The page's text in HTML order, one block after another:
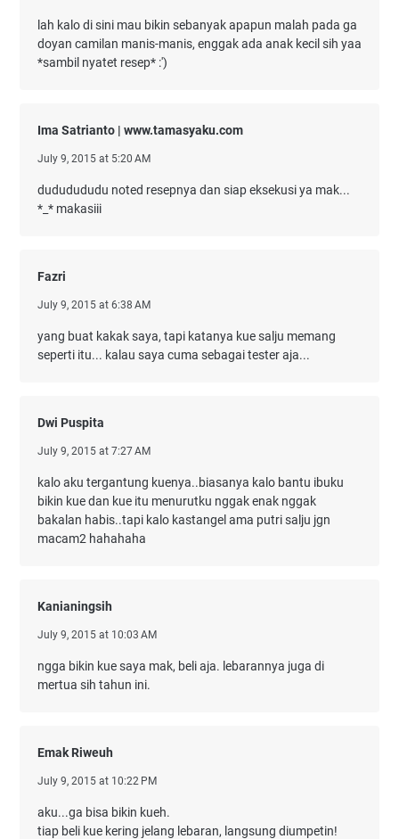
lah kalo di sini mau bikin sebanyak apapun malah pada ga
doyan camilan manis-manis, enggak ada anak kecil sih yaa
*sambil nyatet resep* :')
Ima Satrianto | www.tamasyaku.com
July 9, 2015 at 5:20 AM
dududududu noted resepnya dan siap eksekusi ya mak...
*_* makasiii
Fazri
July 9, 2015 at 6:38 AM
yang buat kakak saya, tapi katanya kue salju memang
seperti itu... kalau saya cuma sebagai tester aja...
Dwi Puspita
July 9, 2015 at 7:27 AM
kalo aku tergantung kuenya..biasanya kalo bantu ibuku
bikin kue dan kue itu menurutku nggak enak nggak
bakalan habis..tapi kalo kastangel ama putri salju jgn
macam2 hahahaha
Kanianingsih
July 9, 2015 at 10:03 AM
ngga bikin kue saya mak, beli aja. lebarannya juga di
mertua sih tahun ini.
Emak Riweuh
July 9, 2015 at 10:22 PM
aku...ga bisa bikin kueh.
tiap beli kue kering jelang lebaran, langsung diumpetin!